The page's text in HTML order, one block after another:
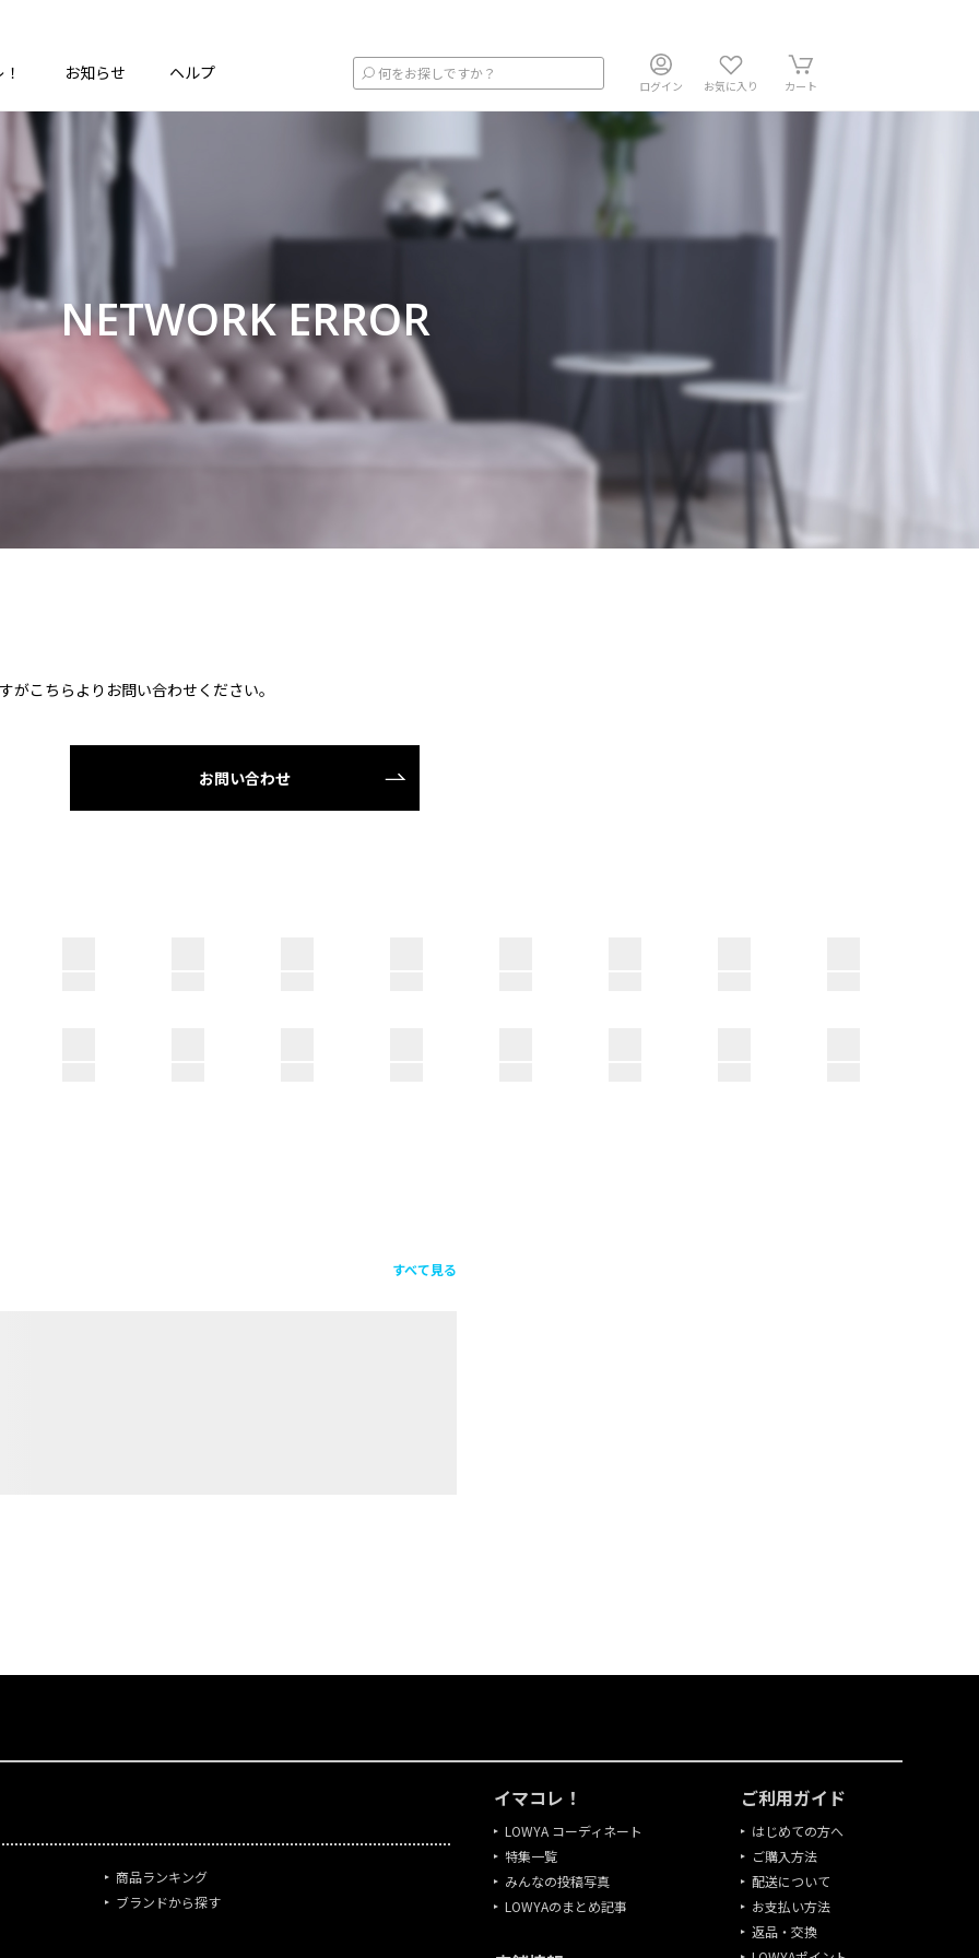
お知らせ ヘルプ
ログイン お気に入り カート
NETWORK ERROR
こちらよりお問い合わせください。
お問い合わせ
すべて見る
商品ランキング
ブランドから探す
イマコレ！
LOWYA コーディネート
特集一覧
みんなの投稿写真
LOWYAのまとめ記事
ご利用ガイド
はじめての方へ
ご購入方法
配送について
お支払い方法
返品・交換